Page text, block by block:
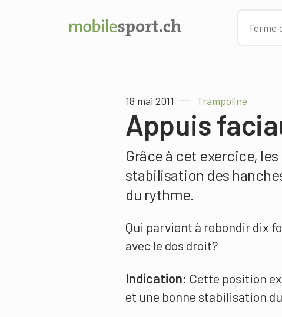
18 mai 2011 Trampoline
Appuis
Grâce à cet exercice,
stabilisation des
du rythme.
Qui parvient à rebondir dix
avec le dos droit?
Indication: Cette position
et une bonne stabilisation